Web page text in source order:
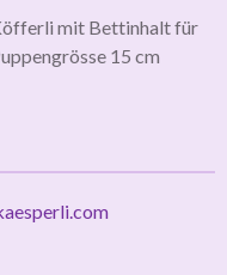
mit Bettinhalt für
15 cm